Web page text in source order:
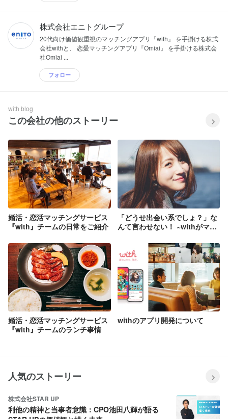
株式会社エニトグループ
20代向け価値観重視のマッチングアプリ『with』 を手掛ける株式
会社withと、 恋愛マッチングアプリ『Omiai』 を手掛ける株式会
社Omiai ...
フォロー
with blog
この会社の他のストーリー
婚活・恋活マッチングサービス
『with』チームの日常をご紹介
「どうせ出会い系でしょ？」な
んて言わせない！ ~withがマッ
婚活・恋活マッチングサービス
『with』チームのランチ事情
withのアプリ開発について
人気のストーリー
株式会社STAR UP
利他の精神と当事者意識：CPO池田八輝が語る